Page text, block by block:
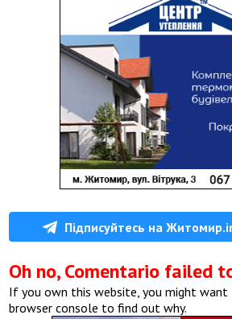
Підписуйтесь на
Oh no, Comentario failed
If you own this website, you might
browser console to find out why.